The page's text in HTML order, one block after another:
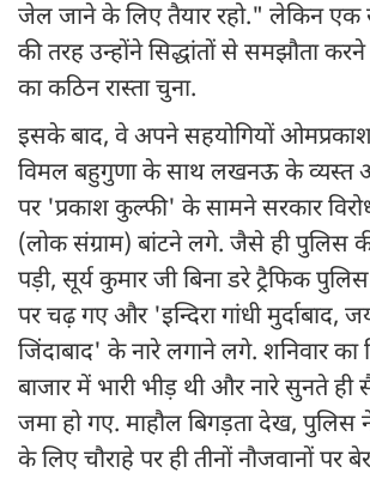
जेल जाने के लिए तैयार रहो." लेकिन एक
की तरह उन्होंने सिद्धांतों से समझौता
का कठिन रास्ता चुना.
इसके बाद, वे अपने सहयोगियों ओमप्रकाश
विमल बहुगुणा के साथ लखनऊ के व्यस्त
पर 'प्रकाश कुल्फी' के सामने सरकार
(लोक संग्राम) बांटने लगे. जैसे ही पुलिस
पड़ी, सूर्य कुमार जी बिना डरे ट्रैफिक
पर चढ़ गए और 'इन्दिरा गांधी मुर्दाबाद,
जिंदाबाद' के नारे लगाने लगे. शनिवार का
बाजार में भारी भीड़ थी और नारे सुनते ही
जमा हो गए. माहौल बिगड़ता देख,
के लिए चौराहे पर ही तीनों नौजवानों पर